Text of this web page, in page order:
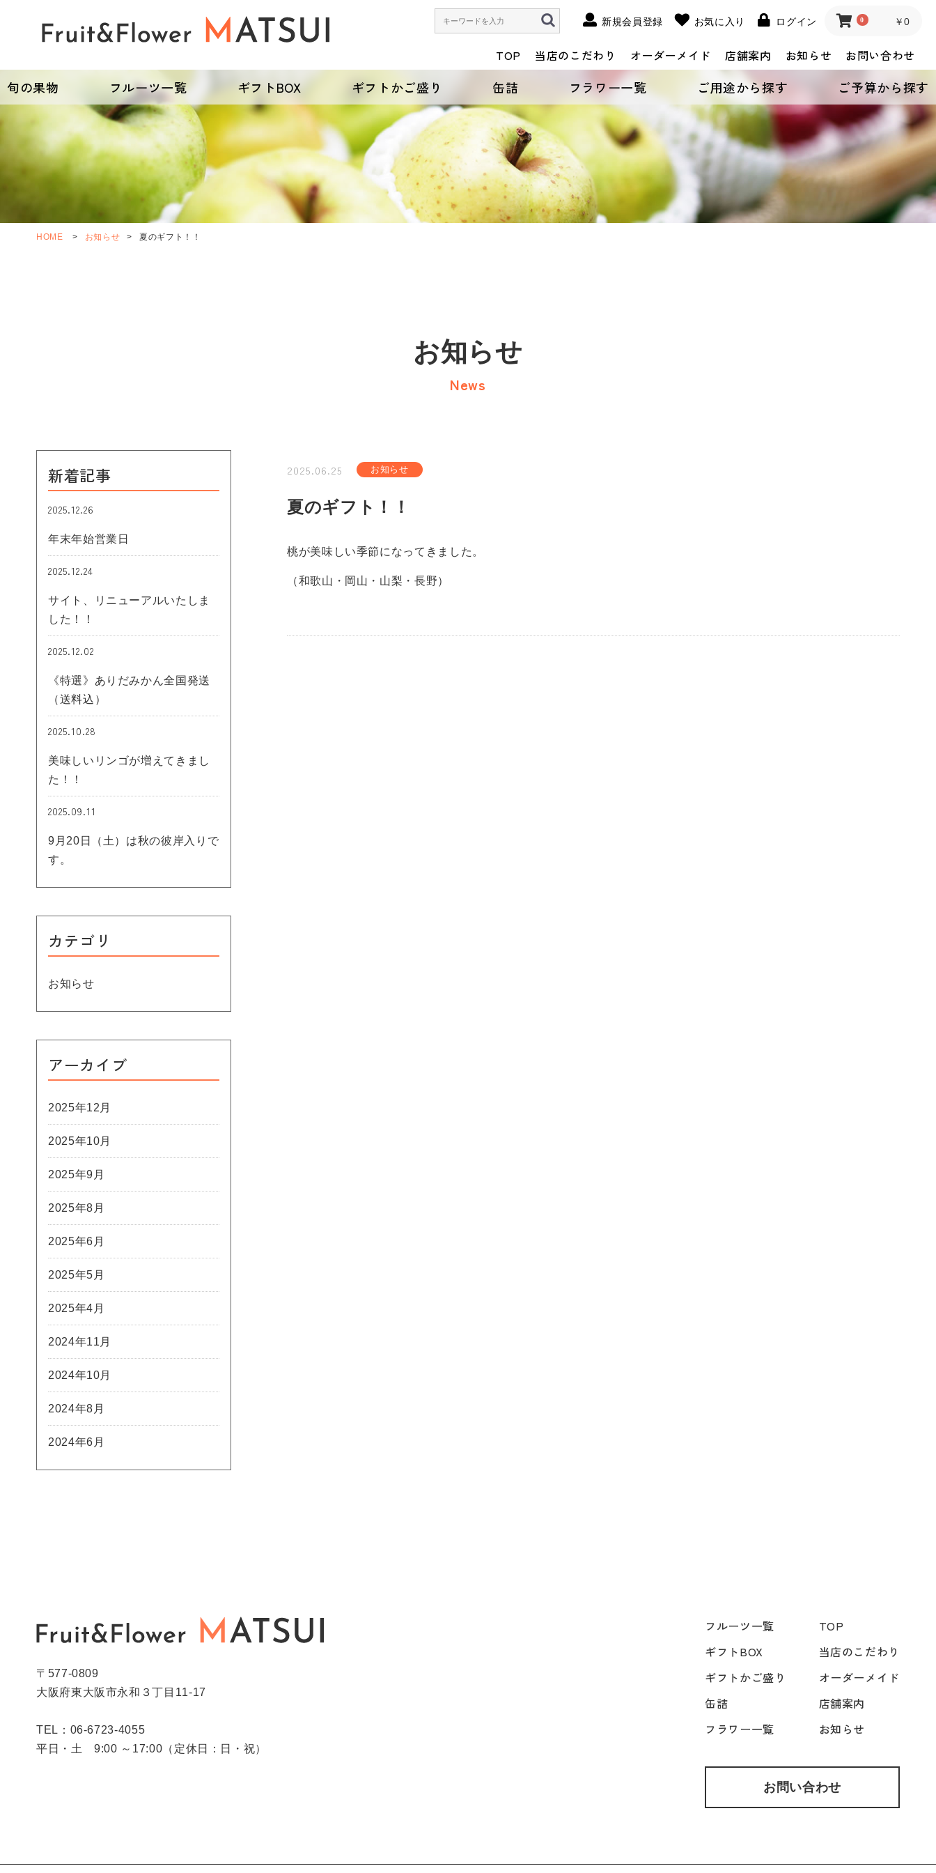
新規会員登録 お気に入り ログイン 0 ￥0
TOP 当店のこだわり オーダーメイド 店舗案内 お知らせ お問い合わせ
旬の果物 フルーツ一覧 ギフトBOX ギフトかご盛り 缶詰 フラワー一覧 ご用途から探す ご予算から探す
HOME > お知らせ > 夏のギフト！！
お知らせ
News
新着記事
2025.12.26
年末年始営業日
2025.12.24
サイト、リニューアルいたしま
した！！
2025.12.02
《特選》ありだみかん全国発送
（送料込）
2025.10.28
美味しいリンゴが増えてきまし
た！！
2025.09.11
9月20日（土）は秋の彼岸入りで
す。
カテゴリ
お知らせ
アーカイブ
2025年12月
2025年10月
2025年9月
2025年8月
2025年6月
2025年5月
2025年4月
2024年11月
2024年10月
2024年8月
2024年6月
2025.06.25 お知らせ
夏のギフト！！
桃が美味しい季節になってきました。
（和歌山・岡山・山梨・長野）
〒577-0809
大阪府東大阪市永和３丁目11-17
TEL：06-6723-4055
平日・土 9:00 ～17:00（定休日：日・祝）
フルーツ一覧
ギフトBOX
ギフトかご盛り
缶詰
フラワー一覧
TOP
当店のこだわり
オーダーメイド
店舗案内
お知らせ
お問い合わせ